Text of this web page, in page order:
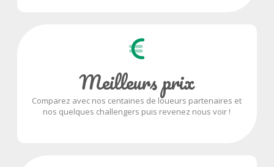
Meilleurs prix
Comparez avec nos centaines de loueurs partenaires et
nos quelques challengers puis revenez nous voir !